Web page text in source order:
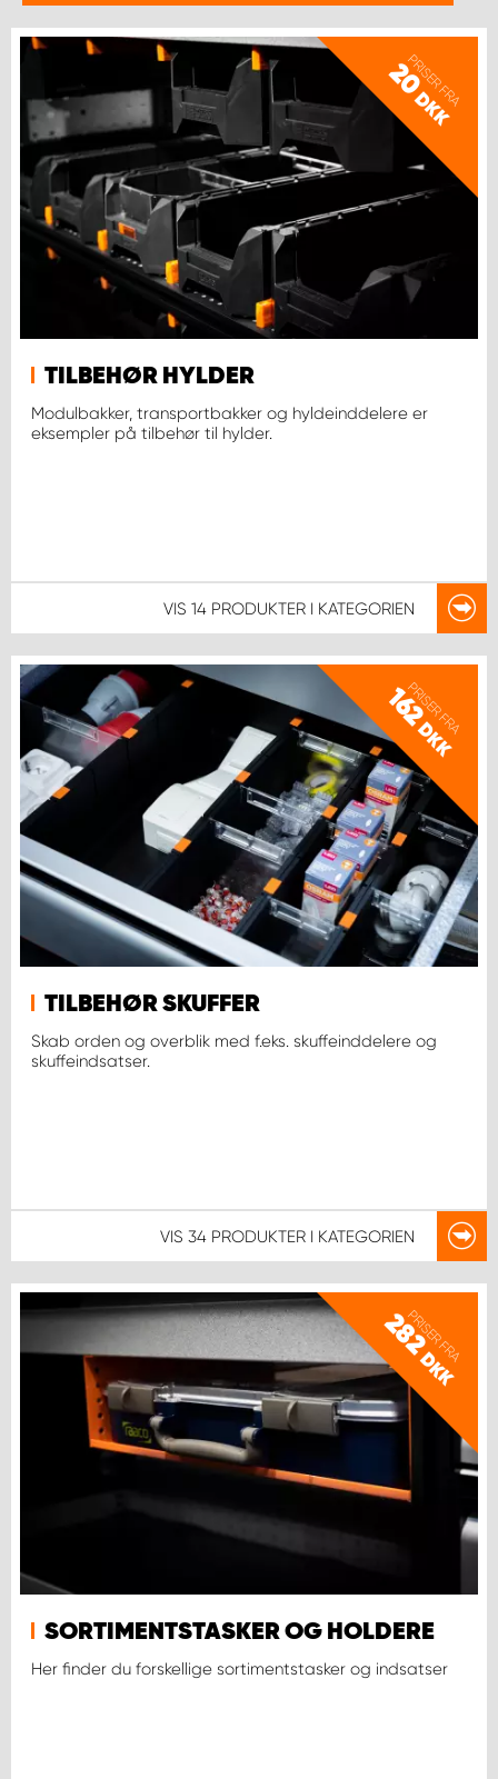
PRISER FRA
20
DKK
TILBEHØR HYLDER
Modulbakker, transportbakker og hyldeinddelere er
eksempler på tilbehør til hylder.
VIS 14 PRODUKTER I KATEGORIEN
PRISER FRA
162
DKK
TILBEHØR SKUFFER
Skab orden og overblik med f.eks. skuffeinddelere og
skuffeindsatser.
VIS 34 PRODUKTER I KATEGORIEN
PRISER FRA
282
DKK
SORTIMENTSTASKER OG HOLDERE
Her finder du forskellige sortimentstasker og indsatser